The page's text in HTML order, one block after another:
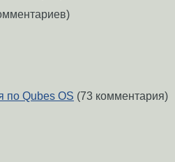
по Qubes OS (73 комментария)